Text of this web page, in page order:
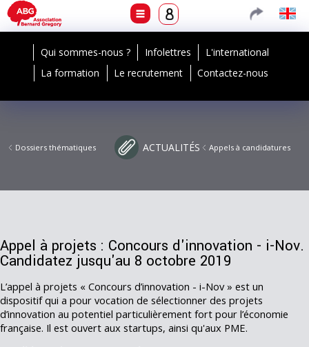
Qui sommes-nous ? Infolettres
L'international
La formation
Le recrutement Contactez-nous
Dossiers thématiques ACTUALITÉS Appels à candidatures
Appel à projets : Concours d'innovation - i-Nov.
Candidatez jusqu'au 8 octobre 2019
L’appel à projets « Concours d’innovation - i-Nov » est un
dispositif qui a pour vocation de sélectionner des projets
d’innovation au potentiel particulièrement fort pour l’économie
française. Il est ouvert aux startups, ainsi qu'aux PME.